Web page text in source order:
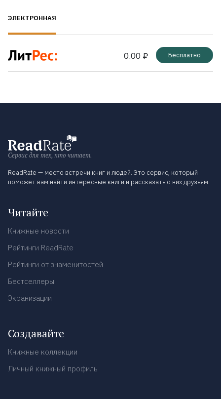
ЭЛЕКТРОННАЯ
0.00 ₽ Бесплатно
Сервис для тех, кто читает.
ReadRate — место встречи книг и людей. Это сервис, который
поможет вам найти интересные книги и рассказать о них друзьям.
Читайте
Книжные новости
Рейтинги ReadRate
Рейтинги от знаменитостей
Бестселлеры
Экранизации
Создавайте
Книжные коллекции
Личный книжный профиль